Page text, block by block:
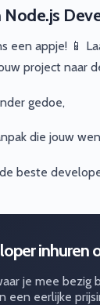
een appje! 📱
project naar
gedoe,
die jouw
beste
je mee bezig
een eerlijke